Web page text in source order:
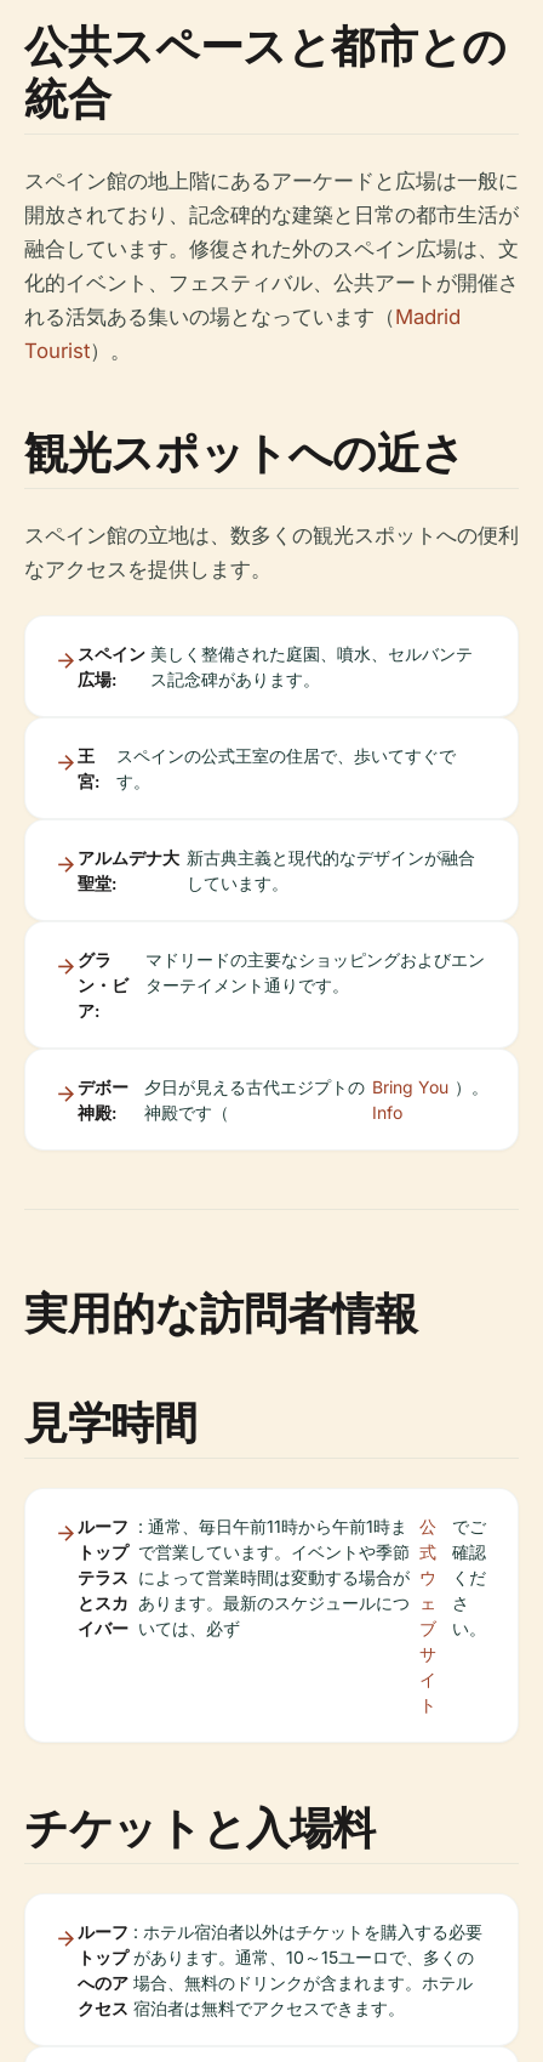
公共スペースと都市との
統合
スペイン館の地上階にあるアーケードと広場は一般に
開放されており、記念碑的な建築と日常の都市生活が
融合しています。修復された外のスペイン広場は、文
化的イベント、フェスティバル、公共アートが開催さ
れる活気ある集いの場となっています（Madrid
Tourist）。
観光スポットへの近さ
スペイン館の立地は、数多くの観光スポットへの便利
なアクセスを提供します。
スペイン
広場:
美しく整備された庭園、噴水、セルバンテ
ス記念碑があります。
王
宮:
スペインの公式王室の住居で、歩いてすぐで
す。
アルムデナ大
聖堂:
新古典主義と現代的なデザインが融合
しています。
グラ
ン・ビ
ア:
マドリードの主要なショッピングおよびエン
ターテイメント通りです。
デボー
神殿:
夕日が見える古代エジプトの
神殿です（
Bring You
Info
）。
実用的な訪問者情報
見学時間
ルーフ
トップ
テラス
とスカ
イバー
: 通常、毎日午前11時から午前1時ま
で営業しています。イベントや季節
によって営業時間は変動する場合が
あります。最新のスケジュールにつ
いては、必ず
公
式
ウ
ェ
ブ
サ
イ
ト
でご
確認
くだ
さ
い。
チケットと入場料
ルーフ
トップ
へのア
クセス
: ホテル宿泊者以外はチケットを購入する必要
があります。通常、10～15ユーロで、多くの
場合、無料のドリンクが含まれます。ホテル
宿泊者は無料でアクセスできます。